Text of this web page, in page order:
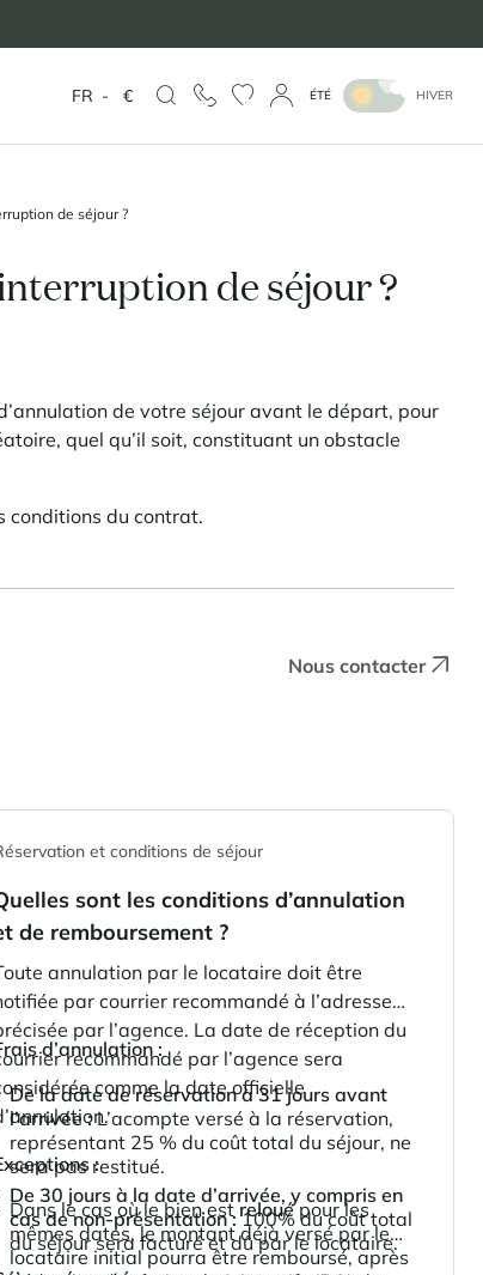
FR - € ÉTÉ HIVER
de séjour ?
de séjour ?
de votre séjour avant le départ, pour
quel qu’il soit, constituant un obstacle
conditions du contrat.
Nous contacter
et conditions de séjour
sont les conditions d’annulation
de remboursement ?
annulation par le locataire doit être
par courrier recommandé à l’adresse
par l’agence. La date de réception du
recommandé par l’agence sera
comme la date officielle
d’annulation :
De la date de réservation à 31 jours avant
l’arrivée :L’acompte versé à la réservation,
représentant 25 % du coût total du séjour, ne
sera pas restitué.
De 30 jours à la date d’arrivée, y compris en
cas de non-présentation : 100% du coût total
du séjour sera facturé et dû par le locataire.
:
Dans le cas où le bien estrelouépour les
mêmes dates, le montant déjà versé par le
locataire initial pourra être remboursé, après